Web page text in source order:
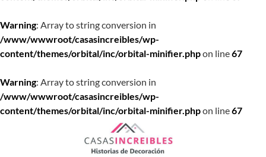
Warning: Array to string conversion in
/www/wwwroot/casasincreibles/wp-
content/themes/orbital/inc/orbital-minifier.phpon line67
Warning: Array to string conversion in
/www/wwwroot/casasincreibles/wp-
content/themes/orbital/inc/orbital-minifier.phpon line67